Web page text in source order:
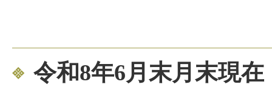
令和8年6月末月末現在